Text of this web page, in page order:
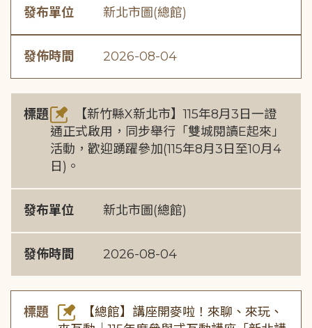
發布單位 新北市圖(總館)
發佈時間 2026-08-04
標題
【新竹縣X新北市】115年8月3日一證
通正式啟用，同步舉行「雙城閱讀E起來」
活動，歡迎踴躍參加(115年8月3日至10月4
日)。
發布單位 新北市圖(總館)
發佈時間 2026-08-04
標題
【總館】講座開麥啦！來聊、來玩、